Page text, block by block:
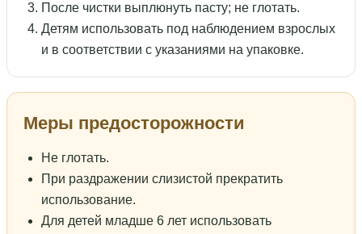
После чистки выплюнуть пасту; не глотать.
Детям использовать под наблюдением взрослых
и в соответствии с указаниями на упаковке.
Меры предосторожности
Не глотать.
При раздражении слизистой прекратить
использование.
Для детей младше 6 лет использовать